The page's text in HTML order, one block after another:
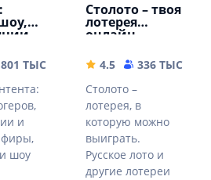
801 ТЫС
42.88 MB
и
шоу
Столото – твоя
лотерея
онлайн
4.5 336 ТЫС
Столото –
лотерея, в
которую можно
выиграть.
Русское лото и
другие лотереи